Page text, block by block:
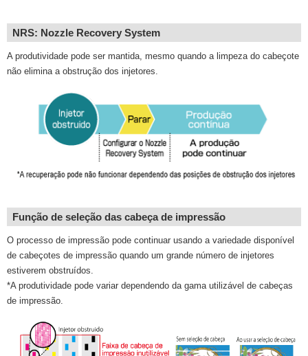
NRS: Nozzle Recovery System
A produtividade pode ser mantida, mesmo quando a limpeza do cabeçote
não elimina a obstrução dos injetores.
Função de seleção das cabeça de impressão
O processo de impressão pode continuar usando a variedade disponível
de cabeçotes de impressão quando um grande número de injetores
estiverem obstruídos.
*A produtividade pode variar dependendo da gama utilizável de cabeças
de impressão.